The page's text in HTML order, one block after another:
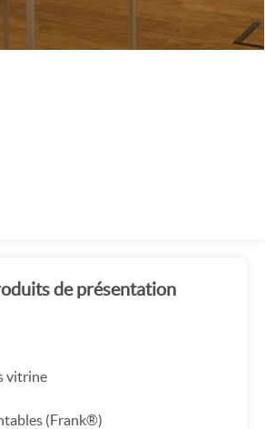
de présentation
vitrine
(Frank®)